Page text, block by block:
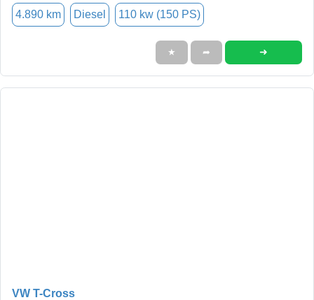
4.890 km Diesel 110 kw (150 PS)
★ ➦ ➜
VW T-Cross